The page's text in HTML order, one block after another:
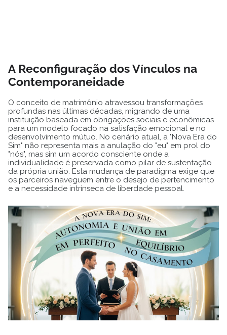
A Reconfiguração dos Vínculos na
Contemporaneidade
O conceito de matrimônio atravessou transformações
profundas nas últimas décadas, migrando de uma
instituição baseada em obrigações sociais e econômicas
para um modelo focado na satisfação emocional e no
desenvolvimento mútuo. No cenário atual, a "Nova Era do
Sim" não representa mais a anulação do "eu" em prol do
"nós", mas sim um acordo consciente onde a
individualidade é preservada como pilar de sustentação
da própria união. Esta mudança de paradigma exige que
os parceiros naveguem entre o desejo de pertencimento
e a necessidade intrínseca de liberdade pessoal.